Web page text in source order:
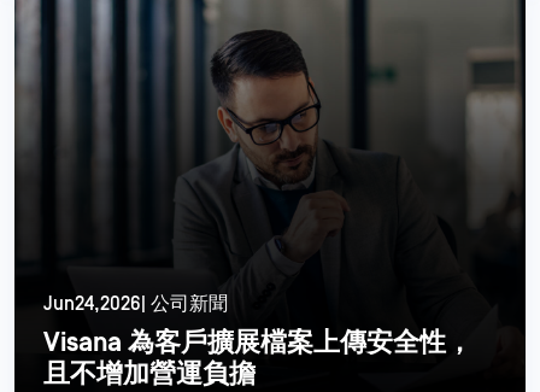
Jun24,2026| 公司新聞
Visana 為客戶擴展檔案上傳安全性，
且不增加營運負擔